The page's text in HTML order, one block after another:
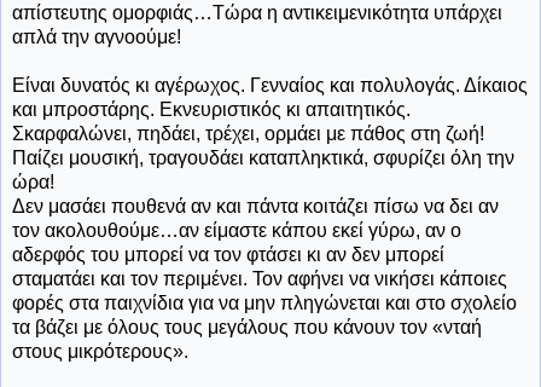
απίστευτης ομορφιάς…Τώρα η αντικειμενικότητα υπάρχει
απλά την αγνοούμε!
Είναι δυνατός κι αγέρωχος. Γενναίος και πολυλογάς. Δίκαιος
και μπροστάρης. Εκνευριστικός κι απαιτητικός.
Σκαρφαλώνει, πηδάει, τρέχει, ορμάει με πάθος στη ζωή!
Παίζει μουσική, τραγουδάει καταπληκτικά, σφυρίζει όλη την
ώρα!
Δεν μασάει πουθενά αν και πάντα κοιτάζει πίσω να δει αν
τον ακολουθούμε…αν είμαστε κάπου εκεί γύρω, αν ο
αδερφός του μπορεί να τον φτάσει κι αν δεν μπορεί
σταματάει και τον περιμένει. Τον αφήνει να νικήσει κάποιες
φορές στα παιχνίδια για να μην πληγώνεται και στο σχολείο
τα βάζει με όλους τους μεγάλους που κάνουν τον «νταή
στους μικρότερους».